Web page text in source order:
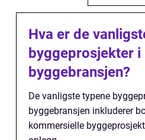
Hva er de
byggeprosjekter i
byggebransjen?
De vanligste typene
byggebransjen inkluderer
kommersielle